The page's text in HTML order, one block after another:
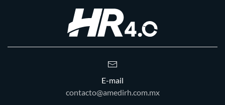
E-mail
contacto@amedirh.com.mx